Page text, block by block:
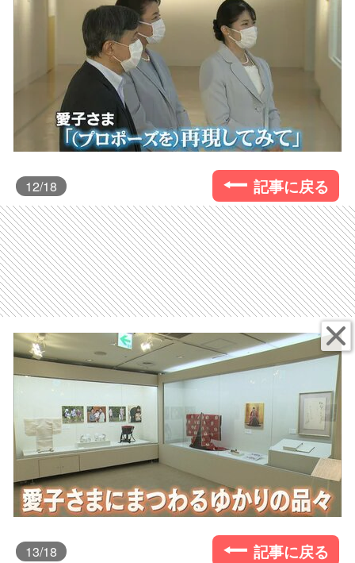
12/18 記事に戻る
13/18 記事に戻る